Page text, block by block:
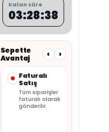
Kalan süre
03:28:37
Sepette
Avantaj
‹ ›
Faturalı
Satış
Tüm siparişler
faturalı olarak
gönderilir.